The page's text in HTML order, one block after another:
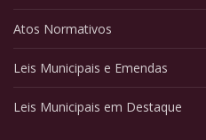
Atos Normativos
Leis Municipais e Emendas
Leis Municipais em Destaque